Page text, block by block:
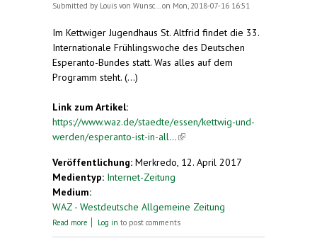
Submitted by Louis von Wunsc...on Mon, 2018-07-16 16:51
Im Kettwiger Jugendhaus St. Altfrid findet die 33.
Internationale Frühlingswoche des Deutschen
Esperanto-Bundes statt. Was alles auf dem
Programm steht. (...)
Link zum Artikel:
https://www.waz.de/staedte/essen/kettwig-und-
werden/esperanto-ist-in-all...(link is external)
Veröffentlichung: Merkredo, 12. April 2017
Medientyp: Internet-Zeitung
Medium:
WAZ - Westdeutsche Allgemeine Zeitung
Read more about Esperanto ist in aller Munde im Kettwiger
Log in to post comments